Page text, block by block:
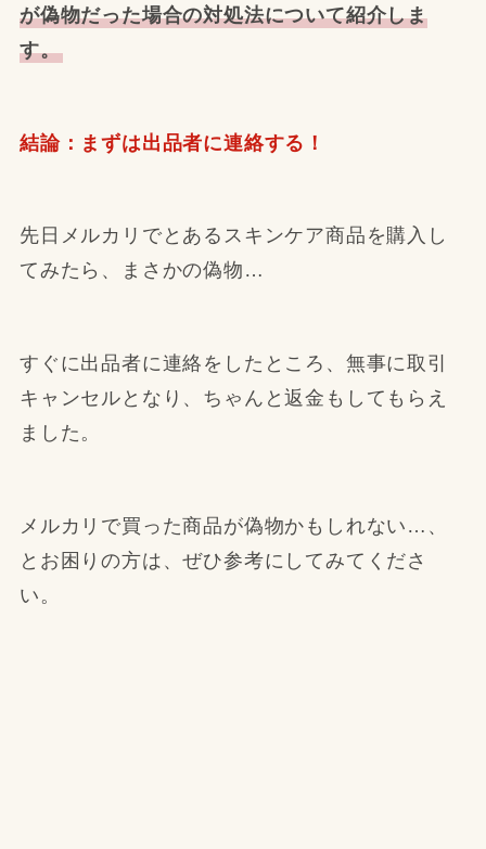
が偽物だった場合の対処法について紹介しま
す。
結論：まずは出品者に連絡する！
先日メルカリでとあるスキンケア商品を購入し
てみたら、まさかの偽物…
すぐに出品者に連絡をしたところ、無事に取引
キャンセルとなり、ちゃんと返金もしてもらえ
ました。
メルカリで買った商品が偽物かもしれない…、
とお困りの方は、ぜひ参考にしてみてくださ
い。